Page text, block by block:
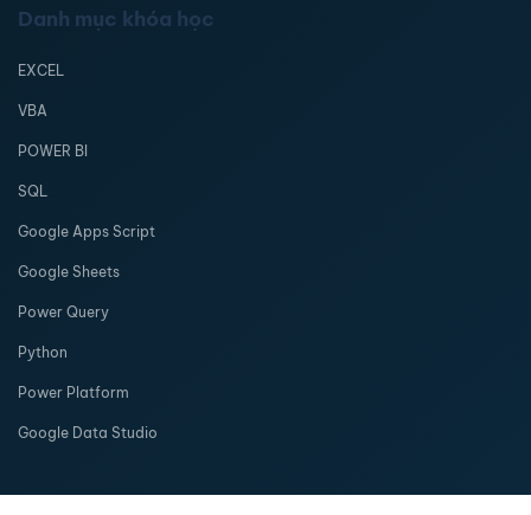
Danh mục khóa học
EXCEL
VBA
POWER BI
SQL
Google Apps Script
Google Sheets
Power Query
Python
Power Platform
Google Data Studio